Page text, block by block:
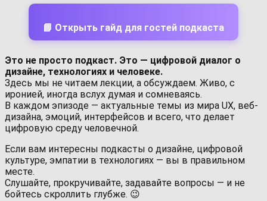
📘 Открыть гайд для гостей подкаста
Это не просто подкаст. Это — цифровой диалог о
дизайне, технологиях и человеке.
Здесь мы не читаем лекции, а обсуждаем. Живо, с
иронией, иногда вслух думая и сомневаясь.
В каждом эпизоде — актуальные темы из мира UX, веб-
дизайна, эмоций, интерфейсов и всего, что делает
цифровую среду человечной.
Если вам интересны подкасты о дизайне, цифровой
культуре, эмпатии в технологиях — вы в правильном
месте.
Слушайте, прокручивайте, задавайте вопросы — и не
бойтесь скроллить глубже. 😉